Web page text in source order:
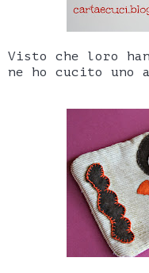
Visto che loro
ne ho cucito uno